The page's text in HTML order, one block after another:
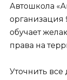
Автошкола
организация
обучает
права на
Уточнить